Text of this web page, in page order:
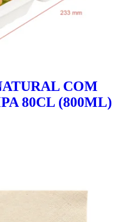
COM
80CL (800ML)